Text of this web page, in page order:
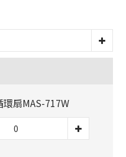
環扇MAS-717W